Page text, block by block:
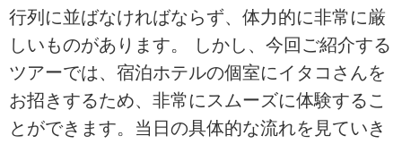
行列に並ばなければならず、体力的に非常に厳
しいものがあります。 しかし、今回ご紹介する
ツアーでは、宿泊ホテルの個室にイタコさんを
お招きするため、非常にスムーズに体験するこ
とができます。当日の具体的な流れを見ていき